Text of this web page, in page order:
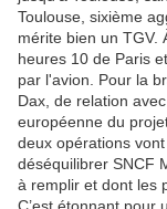
Toulouse, sixième
mérite bien un TGV.
heures 10 de Paris
par l'avion. Pour la
Dax, de relation
européenne du
deux opérations
déséquilibrer SNCF
à remplir et dont les